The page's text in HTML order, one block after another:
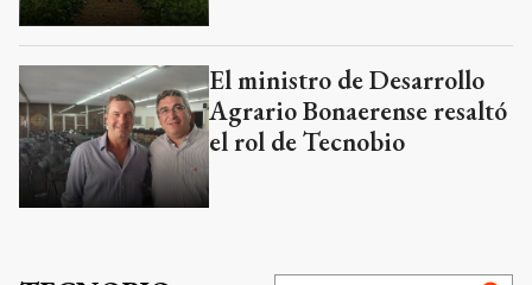
El ministro de Desarrollo
Agrario Bonaerense resaltó
el rol de Tecnobio